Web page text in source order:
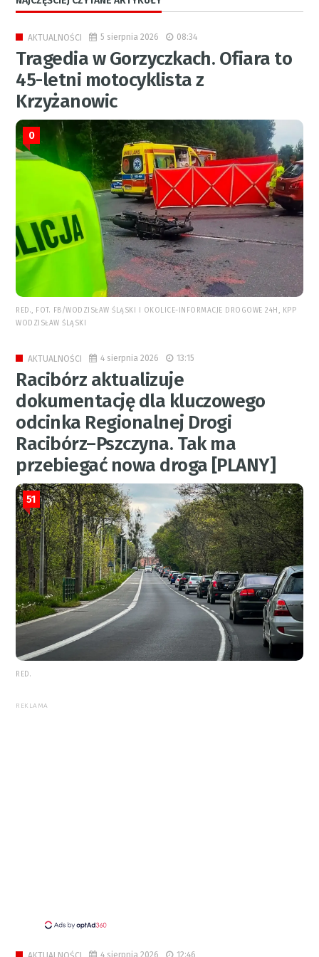
AKTUALNOŚCI 5 sierpnia 2026 08:34
Tragedia w Gorzyczkach. Ofiara to
45-letni motocyklista z
Krzyżanowic
0
RED., FOT. FB/WODZISŁAW ŚLĄSKI I OKOLICE-INFORMACJE DROGOWE 24H, KPP
WODZISŁAW ŚLĄSKI
AKTUALNOŚCI 4 sierpnia 2026 13:15
Racibórz aktualizuje
dokumentację dla kluczowego
odcinka Regionalnej Drogi
Racibórz–Pszczyna. Tak ma
przebiegać nowa droga [PLANY]
51
RED.
REKLAMA
4 sierpnia 2026 12:46